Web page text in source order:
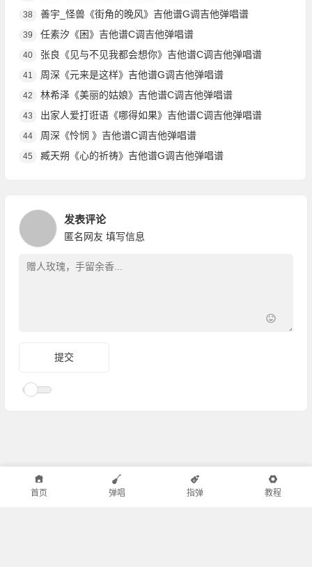
38 善宇_怪兽《街角的晚风》吉他谱G调吉他弹唱谱
39 任素汐《困》吉他谱C调吉他弹唱谱
40 张良《见与不见我都会想你》吉他谱C调吉他弹唱谱
41 周深《元来是这样》吉他谱G调吉他弹唱谱
42 林希泽《美丽的姑娘》吉他谱C调吉他弹唱谱
43 出家人爱打诳语《哪得如果》吉他谱C调吉他弹唱谱
44 周深《怜悯 》吉他谱C调吉他弹唱谱
45 臧天朔《心的祈祷》吉他谱G调吉他弹唱谱
发表评论
匿名网友 填写信息
首页 弹唱 指弹 教程